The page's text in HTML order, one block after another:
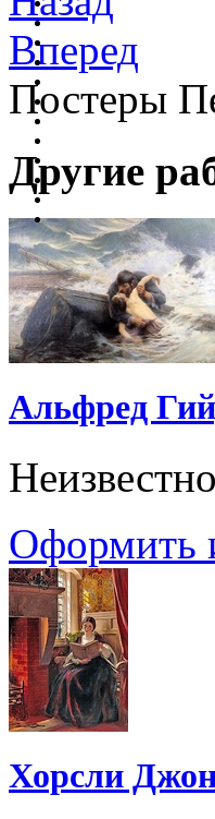
Вперед
Постеры
Другие
Альфред
Неизвестно
Оформить
Хорсли